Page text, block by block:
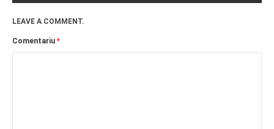
LEAVE A COMMENT.
Comentariu *